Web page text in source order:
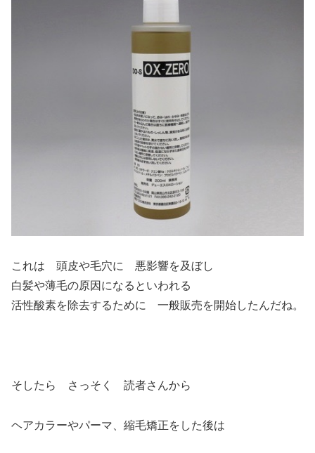
これは 頭皮や毛穴に 悪影響を及ぼし
白髪や薄毛の原因になるといわれる
活性酸素を除去するために 一般販売を開始したんだね。
そしたら さっそく 読者さんから
ヘアカラーやパーマ、縮毛矯正をした後は